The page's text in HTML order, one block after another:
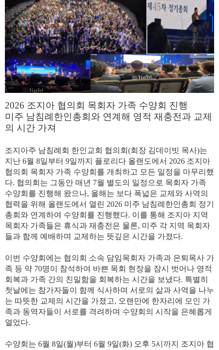
2026 조지아 협의회 목회자 가족 수양회 진행
미주 남침례한인총회와 연계해 영적 재충전과 교제
의 시간 가져
조지아주 남침례회 한인교회 협의회(회장 김데이빗 목사)는
지난 6월 8일부터 9일까지 플로리다 올랜도에서 2026 조지아
협의회 목회자 가족 수양회 를 개최하고 모든 일정을 마무리했
다. 협의회는 그동안 매년 7월 별도의 일정으로 목회자 가족
수양회를 진행해 왔으나, 올해는 보다 폭넓은 교제와 사역의
협력을 위해 올랜도에서 열린 2026 미주 남침례한인총회 정기
총회와 연계하여 수양회를 진행했다. 이를 통해 조지아 지역
목회자 가족들은 휴식과 재충전은 물론, 미주 각 지역 목회자
들과 함께 예배하며 교제하는 뜻깊은 시간을 가졌다.
이번 수양회에는 협의회 소속 담임목회자 가족과 은퇴목사 가
족 등 약 70명이 참석하여 바쁜 목회 현장을 잠시 벗어나 영적
회복과 가족 간의 친밀함을 회복하는 시간을 보냈다. 특별히
첫날에는 참가자들이 함께 식사하며 서로의 삶과 사역을 나누
는 따뜻한 교제의 시간을 가졌고, 오랜만에 한자리에 모인 가
족과 동역자들이 서로를 격려하며 수양회의 시작을 은혜롭게
열었다.
수양회는 6월 8일(월)부터 6월 9일(화) 오후 5시까지 조지아 협